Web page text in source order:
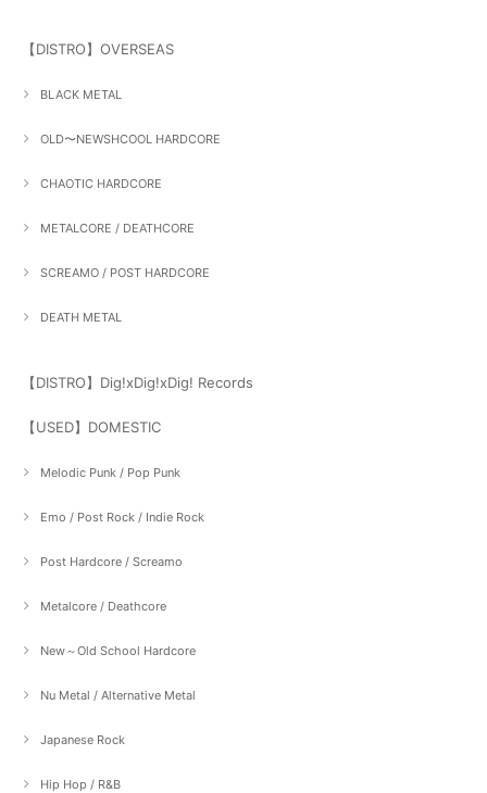
【DISTRO】OVERSEAS
BLACK METAL
OLD〜NEWSHCOOL HARDCORE
CHAOTIC HARDCORE
METALCORE / DEATHCORE
SCREAMO / POST HARDCORE
DEATH METAL
【DISTRO】Dig!xDig!xDig! Records
【USED】DOMESTIC
Melodic Punk / Pop Punk
Emo / Post Rock / Indie Rock
Post Hardcore / Screamo
Metalcore / Deathcore
New～Old School Hardcore
Nu Metal / Alternative Metal
Japanese Rock
Hip Hop / R&B